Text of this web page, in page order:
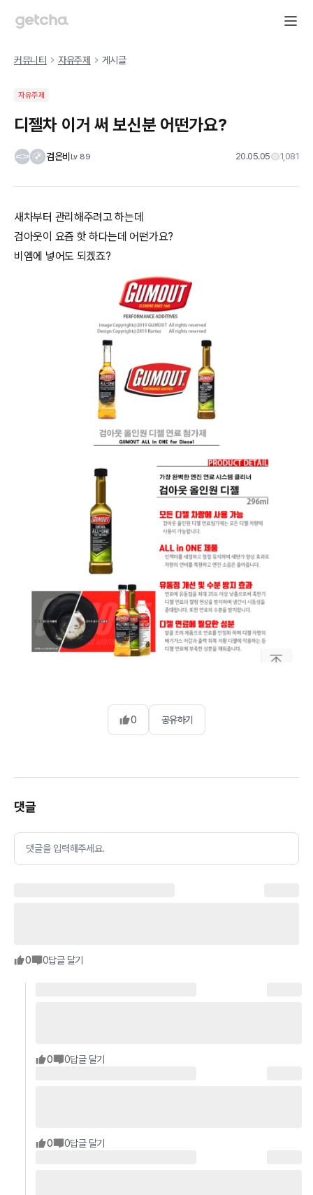
커뮤니티 자유주제 게시글
자유주제
디젤차 이거 써 보신분 어떤가요?
검은비 Lv 89 20.05.05 1,081
새차부터 관리해주려고 하는데
검아웃이 요즘 핫 하다는데 어떤가요?
0 공유하기
댓글
댓글을 입력해주세요.
0 0답글 달기
0 0답글 달기
0 0답글 달기